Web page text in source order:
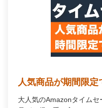
Audible オーディオ
プロの朗読で「聴く」読